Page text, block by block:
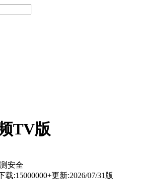
TV版
安全
载:15000000+更新:2026/07/31 版